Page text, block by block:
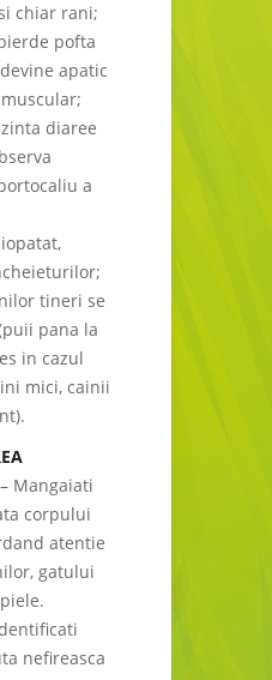
chiar rani;
pofta
apatic
diaree
a
tineri se
pana la
in cazul
mici, cainii
– Mangaiati
corpului
atentie
gatului
nefireasca